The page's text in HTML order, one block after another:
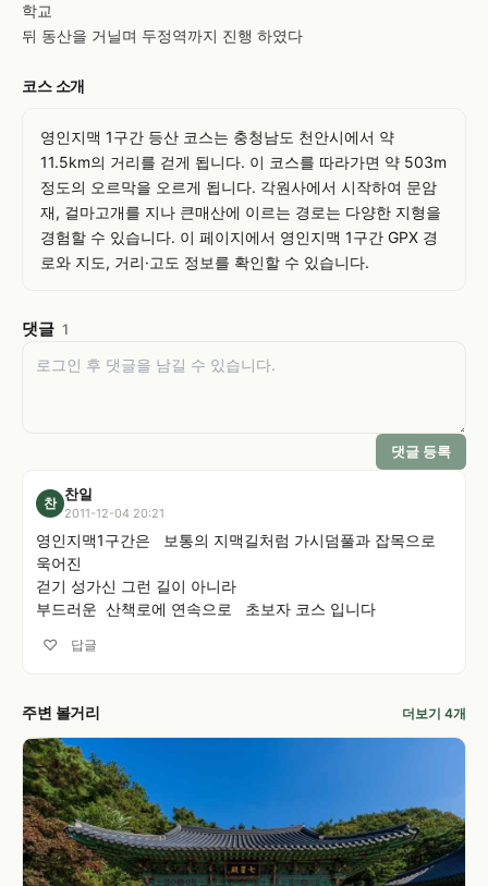
학교
뒤 동산을 거닐며 두정역까지 진행 하였다
코스 소개
영인지맥 1구간 등산 코스는 충청남도 천안시에서 약
11.5km의 거리를 걷게 됩니다. 이 코스를 따라가면 약 503m
정도의 오르막을 오르게 됩니다. 각원사에서 시작하여 문암
재, 걸마고개를 지나 큰매산에 이르는 경로는 다양한 지형을
경험할 수 있습니다. 이 페이지에서 영인지맥 1구간 GPX 경
로와 지도, 거리·고도 정보를 확인할 수 있습니다.
댓글 1
댓글 등록
찬 찬일
2011-12-04 20:21
영인지맥1구간은   보통의 지맥길처럼 가시덤풀과 잡목으로
욱어진
걷기 성가신 그런 길이 아니라
부드러운  산책로에 연속으로   초보자 코스 입니다
♡
답글
주변 볼거리 더보기 4개